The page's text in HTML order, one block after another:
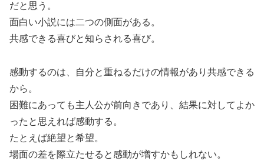
だと思う。
面白い小説には二つの側面がある。
共感できる喜びと知らされる喜び。
感動するのは、自分と重ねるだけの情報があり共感できる
から。
困難にあっても主人公が前向きであり、結果に対してよか
ったと思えれば感動する。
たとえば絶望と希望。
場面の差を際立たせると感動が増すかもしれない。